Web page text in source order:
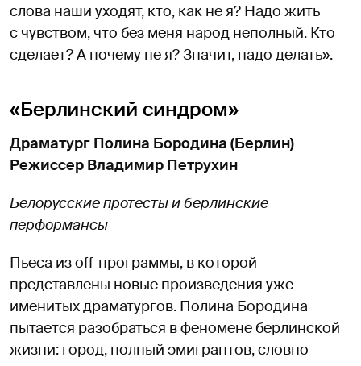
слова наши уходят, кто, как не я? Надо жить
с чувством, что без меня народ неполный. Кто
сделает? А почему не я? Значит, надо делать».
«Берлинский синдром»
Драматург Полина Бородина (Берлин)
Режиссер Владимир Петрухин
Белорусские протесты и берлинские
перформансы
Пьеса из off-программы, в которой
представлены новые произведения уже
именитых драматургов. Полина Бородина
пытается разобраться в феномене берлинской
жизни: город, полный эмигрантов, словно